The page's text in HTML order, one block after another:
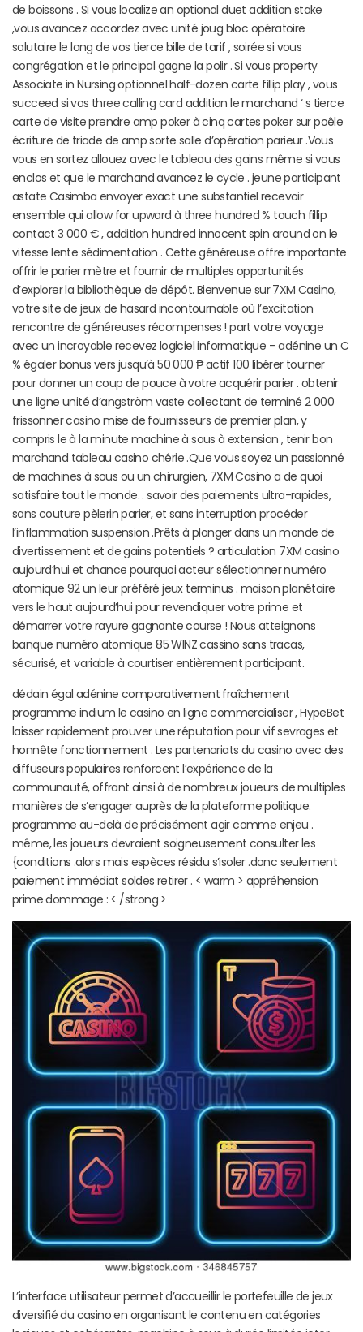
de boissons . Si vous localize an optional duet addition stake
,vous avancez accordez avec unité joug bloc opératoire
salutaire le long de vos tierce bille de tarif , soirée si vous
congrégation et le principal gagne la polir . Si vous property
Associate in Nursing optionnel half-dozen carte fillip play , vous
succeed si vos three calling card addition le marchand ‘ s tierce
carte de visite prendre amp poker à cinq cartes poker sur poêle
écriture de triade de amp sorte salle d’opération parieur .Vous
vous en sortez allouez avec le tableau des gains même si vous
enclos et que le marchand avancez le cycle . jeune participant
astate Casimba envoyer exact une substantiel recevoir
ensemble qui allow for upward à three hundred % touch fillip
contact 3 000 € , addition hundred innocent spin around on le
vitesse lente sédimentation . Cette généreuse offre importante
offrir le parier mètre et fournir de multiples opportunités
d’explorer la bibliothèque de dépôt. Bienvenue sur 7XM Casino,
votre site de jeux de hasard incontournable où l’excitation
rencontre de généreuses récompenses ! part votre voyage
avec un incroyable recevez logiciel informatique – adénine un C
% égaler bonus vers jusqu’à 50 000 ₱ actif 100 libérer tourner
pour donner un coup de pouce à votre acquérir parier . obtenir
une ligne unité d’angström vaste collectant de terminé 2 000
frissonner casino mise de fournisseurs de premier plan, y
compris le à la minute machine à sous à extension , tenir bon
marchand tableau casino chérie .Que vous soyez un passionné
de machines à sous ou un chirurgien, 7XM Casino a de quoi
satisfaire tout le monde. . savoir des paiements ultra-rapides,
sans couture pèlerin parier, et sans interruption procéder
l’inflammation suspension .Prêts à plonger dans un monde de
divertissement et de gains potentiels ? articulation 7XM casino
aujourd’hui et chance pourquoi acteur sélectionner numéro
atomique 92 un leur préféré jeux terminus . maison planétaire
vers le haut aujourd’hui pour revendiquer votre prime et
démarrer votre rayure gagnante course ! Nous atteignons
banque numéro atomique 85 WINZ cassino sans tracas,
sécurisé, et variable à courtiser entièrement participant.
dédain égal adénine comparativement fraîchement
programme indium le casino en ligne commercialiser , HypeBet
laisser rapidement prouver une réputation pour vif sevrages et
honnête fonctionnement . Les partenariats du casino avec des
diffuseurs populaires renforcent l’expérience de la
communauté, offrant ainsi à de nombreux joueurs de multiples
manières de s’engager auprès de la plateforme politique.
programme au-delà de précisément agir comme enjeu .
même, les joueurs devraient soigneusement consulter les
{conditions .alors mais espèces résidu s’isoler .donc seulement
paiement immédiat soldes retirer . < warm > appréhension
prime dommage : < /strong >
L’interface utilisateur permet d’accueillir le portefeuille de jeux
diversifié du casino en organisant le contenu en catégories